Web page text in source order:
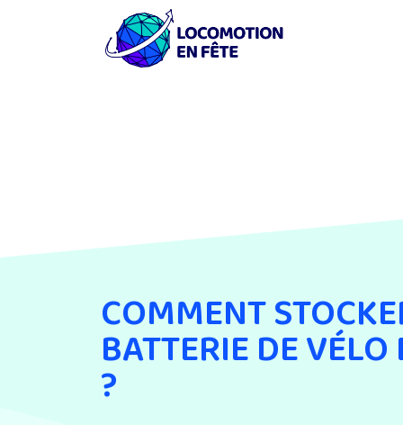
COMMENT
BATTERIE DE
?